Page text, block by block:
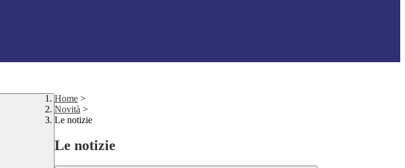
Home >
Novità >
Le notizie
Le notizie